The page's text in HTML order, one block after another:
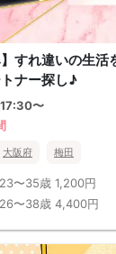
】すれ違いの生活
ナー探し♪
〜
大阪府 梅田
23〜35歳 1,200円
26〜38歳 4,400円